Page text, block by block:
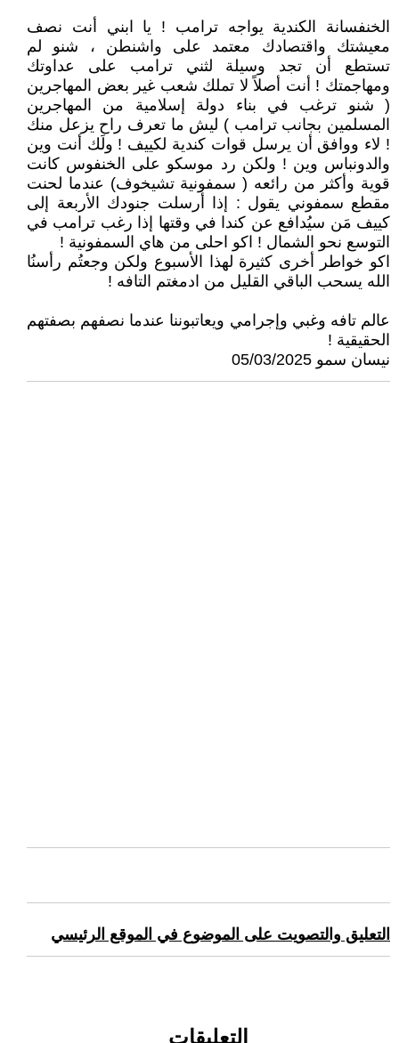
الخنفسانة الكندية يواجه ترامب ! يا ابني أنت نصف
معيشتك واقتصادك معتمد على واشنطن ، شنو لم
تستطع أن تجد وسيلة لثني ترامب على عداوتك
ومهاجمتك ! أنت أصلاً لا تملك شعب غير بعض المهاجرين
( شنو ترغب في بناء دولة إسلامية من المهاجرين
المسلمين بجانب ترامب ) ليش ما تعرف راح يزعل منك
! لاء ووافق أن يرسل قوات كندية لكييف ! ولَك أنت وين
والدونباس وين ! ولكن رد موسكو على الخنفوس كانت
قوية وأكثر من رائعه ( سمفونية تشيخوف) عندما لحنت
مقطع سمفوني يقول : إذا أرسلت جنودك الأربعة إلى
كييف مَن سيُدافع عن كندا في وقتها إذا رغب ترامب في
التوسع نحو الشمال ! اكو احلى من هاي السمفونية !
اكو خواطر أخرى كثيرة لهذا الأسبوع ولكن وجعتُم رأسنُا
الله يسحب الباقي القليل من ادمغتم التافه !
عالم تافه وغبي وإجرامي ويعاتبوننا عندما نصفهم بصفتهم
الحقيقية !
نيسان سمو 05/03/2025
التعليق والتصويت على الموضوع في الموقع الرئيسي
التعليقات